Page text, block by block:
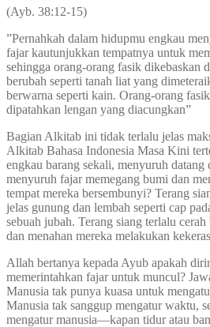
(Ayb. 38:12-15)
”Pernahkah dalam hidupmu engkau
fajar kautunjukkan tempatnya untuk
sehingga orang-orang fasik dikebaskan
berubah seperti tanah liat yang
berwarna seperti kain. Orang-orang
dipatahkan lengan yang diacungkan”
Bagian Alkitab ini tidak terlalu jelas
Alkitab Bahasa Indonesia Masa Kini
engkau barang sekali, menyuruh datang
menyuruh fajar memegang bumi dan
tempat mereka bersembunyi? Terang
jelas gunung dan lembah seperti cap
sebuah jubah. Terang siang terlalu
dan menahan mereka melakukan
Allah bertanya kepada Ayub apakah
memerintahkan fajar untuk muncul?
Manusia tak punya kuasa untuk
Manusia tak sanggup mengatur waktu,
mengatur manusia—kapan tidur atau